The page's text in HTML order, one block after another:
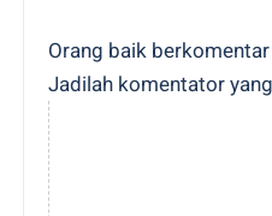
Orang baik
Jadilah komentator